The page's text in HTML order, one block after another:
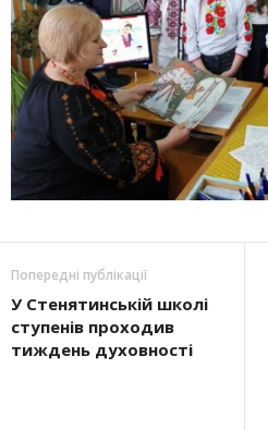
Попередні публікації
У Стенятинській школі
ступенів проходив
тиждень духовності